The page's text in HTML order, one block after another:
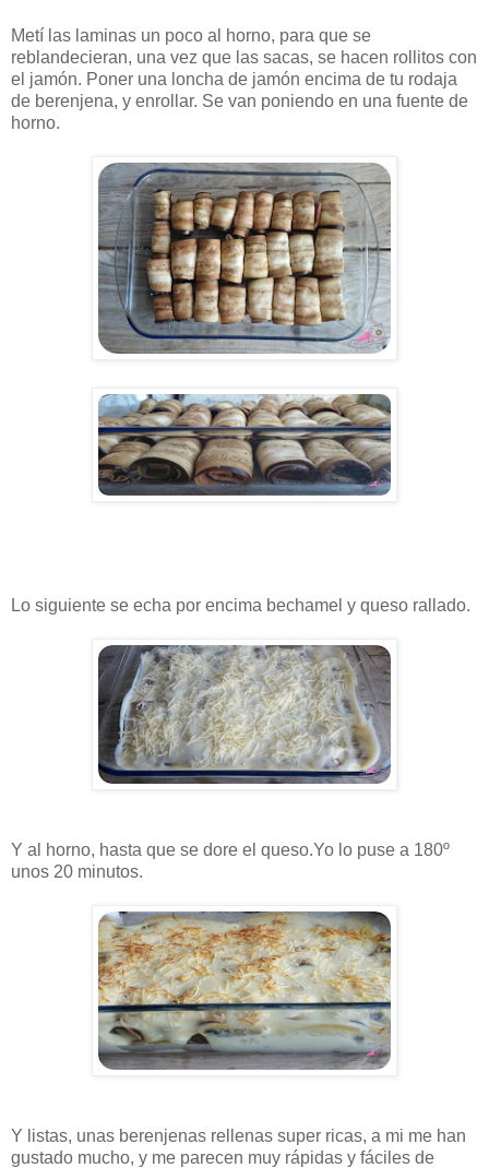
Metí las laminas un poco al horno, para que se
reblandecieran, una vez que las sacas, se hacen rollitos con
el jamón. Poner una loncha de jamón encima de tu rodaja
de berenjena, y enrollar. Se van poniendo en una fuente de
horno.
Lo siguiente se echa por encima bechamel y queso rallado.
Y al horno, hasta que se dore el queso.Yo lo puse a 180º
unos 20 minutos.
Y listas, unas berenjenas rellenas super ricas, a mi me han
gustado mucho, y me parecen muy rápidas y fáciles de